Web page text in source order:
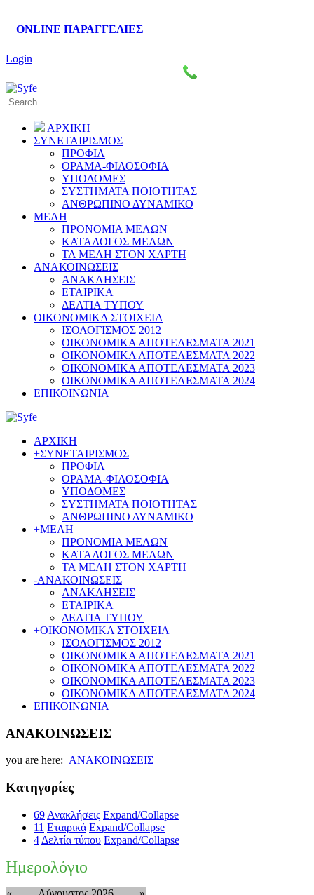
ONLINE ΠΑΡΑΓΓΕΛΙΕΣ
Login
ΑΡΧΙΚΗ
ΣΥΝΕΤΑΙΡΙΣΜΟΣ
ΠΡΟΦΙΛ
ΟΡΑΜΑ-ΦΙΛΟΣΟΦΙΑ
ΥΠΟΔΟΜΕΣ
ΣΥΣΤΗΜΑΤΑ ΠΟΙΟΤΗΤΑΣ
ΑΝΘΡΩΠΙΝΟ ΔΥΝΑΜΙΚΟ
ΜΕΛΗ
ΠΡΟΝΟΜΙΑ ΜΕΛΩΝ
ΚΑΤΑΛΟΓΟΣ ΜΕΛΩΝ
ΤΑ ΜΕΛΗ ΣΤΟΝ ΧΑΡΤΗ
ΑΝΑΚΟΙΝΩΣΕΙΣ
ΑΝΑΚΛΗΣΕΙΣ
ΕΤΑΙΡΙΚΑ
ΔΕΛΤΙΑ ΤΥΠΟΥ
ΟΙΚΟΝΟΜΙΚΑ ΣΤΟΙΧΕΙΑ
ΙΣΟΛΟΓΙΣΜΟΣ 2012
ΟΙΚΟΝΟΜΙΚΑ ΑΠΟΤΕΛΕΣΜΑΤΑ 2021
ΟΙΚΟΝΟΜΙΚΑ ΑΠΟΤΕΛΕΣΜΑΤΑ 2022
ΟΙΚΟΝΟΜΙΚΑ ΑΠΟΤΕΛΕΣΜΑΤΑ 2023
ΟΙΚΟΝΟΜΙΚΑ ΑΠΟΤΕΛΕΣΜΑΤΑ 2024
ΕΠΙΚΟΙΝΩΝΙΑ
ΑΡΧΙΚΗ
+ΣΥΝΕΤΑΙΡΙΣΜΟΣ
ΠΡΟΦΙΛ
ΟΡΑΜΑ-ΦΙΛΟΣΟΦΙΑ
ΥΠΟΔΟΜΕΣ
ΣΥΣΤΗΜΑΤΑ ΠΟΙΟΤΗΤΑΣ
ΑΝΘΡΩΠΙΝΟ ΔΥΝΑΜΙΚΟ
+ΜΕΛΗ
ΠΡΟΝΟΜΙΑ ΜΕΛΩΝ
ΚΑΤΑΛΟΓΟΣ ΜΕΛΩΝ
ΤΑ ΜΕΛΗ ΣΤΟΝ ΧΑΡΤΗ
-ΑΝΑΚΟΙΝΩΣΕΙΣ
ΑΝΑΚΛΗΣΕΙΣ
ΕΤΑΙΡΙΚΑ
ΔΕΛΤΙΑ ΤΥΠΟΥ
+ΟΙΚΟΝΟΜΙΚΑ ΣΤΟΙΧΕΙΑ
ΙΣΟΛΟΓΙΣΜΟΣ 2012
ΟΙΚΟΝΟΜΙΚΑ ΑΠΟΤΕΛΕΣΜΑΤΑ 2021
ΟΙΚΟΝΟΜΙΚΑ ΑΠΟΤΕΛΕΣΜΑΤΑ 2022
ΟΙΚΟΝΟΜΙΚΑ ΑΠΟΤΕΛΕΣΜΑΤΑ 2023
ΟΙΚΟΝΟΜΙΚΑ ΑΠΟΤΕΛΕΣΜΑΤΑ 2024
ΕΠΙΚΟΙΝΩΝΙΑ
ΑΝΑΚΟΙΝΩΣΕΙΣ
you are here: ΑΝΑΚΟΙΝΩΣΕΙΣ
Κατηγορίες
69 Ανακλήσεις Expand/Collapse
11 Εταιρικά Expand/Collapse
4 Δελτία τύπου Expand/Collapse
Ημερολόγιο